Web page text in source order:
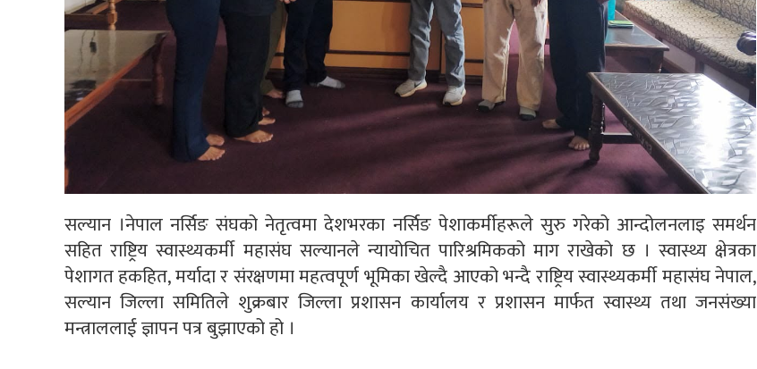
सल्यान ।नेपाल नर्सिङ संघको नेतृत्वमा देशभरका नर्सिङ पेशाकर्मीहरूले सुरु गरेको आन्दोलनलाइ समर्थन
सहित राष्ट्रिय स्वास्थ्यकर्मी महासंघ सल्यानले न्यायोचित पारिश्रमिकको माग राखेको छ । स्वास्थ्य क्षेत्रका
पेशागत हकहित, मर्यादा र संरक्षणमा महत्वपूर्ण भूमिका खेल्दै आएको भन्दै राष्ट्रिय स्वास्थ्यकर्मी महासंघ नेपाल,
सल्यान जिल्ला समितिले शुक्रबार जिल्ला प्रशासन कार्यालय र प्रशासन मार्फत स्वास्थ्य तथा जनसंख्या
मन्त्राललाई ज्ञापन पत्र बुझाएको हो ।